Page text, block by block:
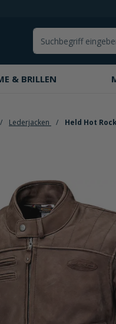
& BRILLEN
Lederjacken Held Hot